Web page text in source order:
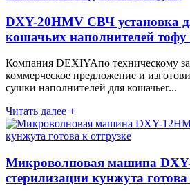
DXY-20HMV СВЧ установка
кошачьих наполнителей тофу
Компания DEXIYAпо техническому
коммерческое предложение и
сушки наполнителей для кошачьег...
Читать далее +
Микроволновая машина
стерилизации кунжута готова